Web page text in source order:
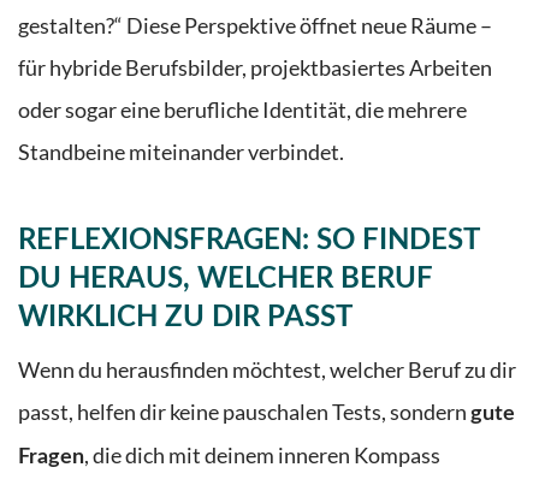
gestalten?“ Diese Perspektive öffnet neue Räume –
für hybride Berufsbilder, projektbasiertes Arbeiten
oder sogar eine berufliche Identität, die mehrere
Standbeine miteinander verbindet.
REFLEXIONSFRAGEN: SO FINDEST
DU HERAUS, WELCHER BERUF
WIRKLICH ZU DIR PASST
Wenn du herausfinden möchtest, welcher Beruf zu dir
passt, helfen dir keine pauschalen Tests, sondern gute
Fragen, die dich mit deinem inneren Kompass